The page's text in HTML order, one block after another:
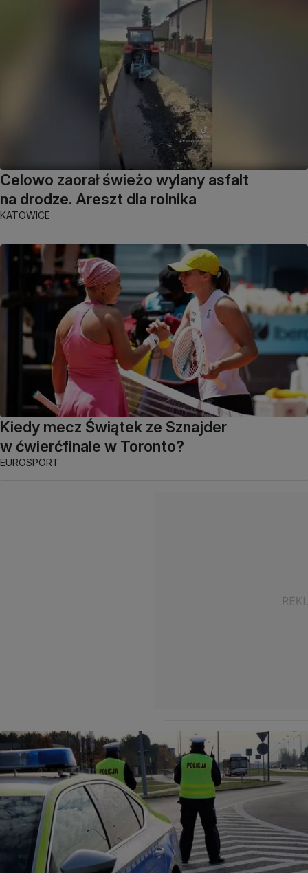
Celowo zaorał świeżo wylany asfalt
na drodze. Areszt dla rolnika
KATOWICE
Kiedy mecz Świątek ze Sznajder
w ćwierćfinale w Toronto?
EUROSPORT